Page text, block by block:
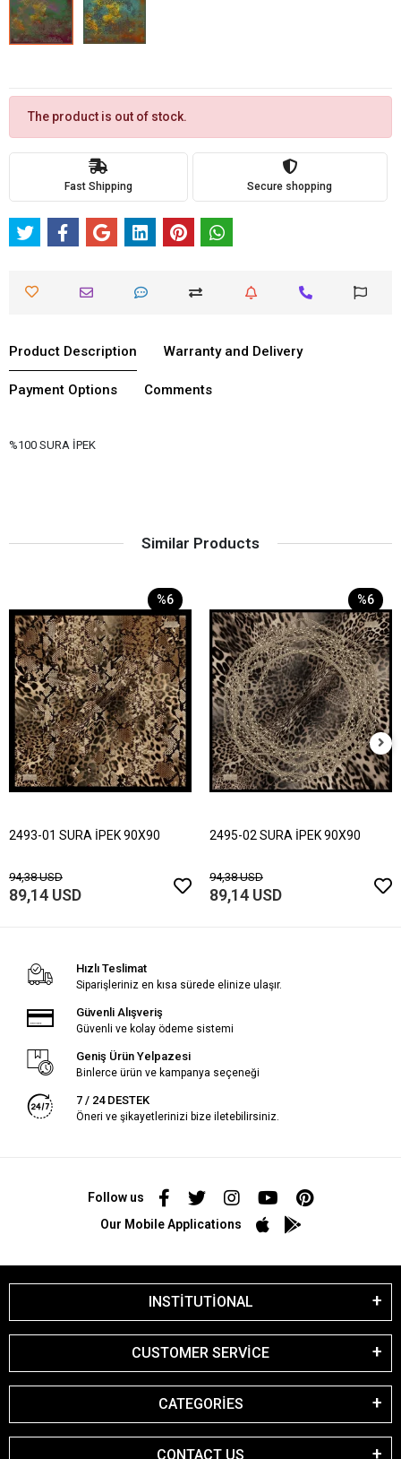
The product is out of stock.
Fast Shipping Secure shopping
Product Description Warranty and Delivery
Payment Options Comments
%100 SURA İPEK
Similar Products
%6
2493-01 SURA İPEK 90X90
94,38 USD
89,14 USD
%6
2495-02 SURA İPEK 90X90
94,38 USD
89,14 USD
Hızlı Teslimat
Siparişleriniz en kısa sürede elinize ulaşır.
Güvenli Alışveriş
Güvenli ve kolay ödeme sistemi
Geniş Ürün Yelpazesi
Binlerce ürün ve kampanya seçeneği
7 / 24 DESTEK
Öneri ve şikayetlerinizi bize iletebilirsiniz.
Follow us
Our Mobile Applications
INSTİTUTİONAL
CUSTOMER SERVİCE
CATEGORİES
CONTACT US